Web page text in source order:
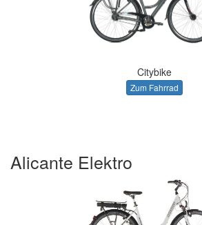
Citybike
Zum Fahrrad
Alicante Elektro